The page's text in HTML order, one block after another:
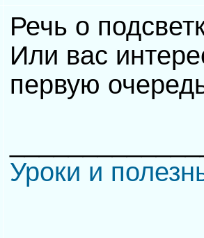
Речь о
Или вас
первую
Уроки и